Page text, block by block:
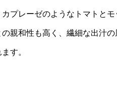
プレーゼのようなトマトと
の親和性も高く、繊細な出汁
す。